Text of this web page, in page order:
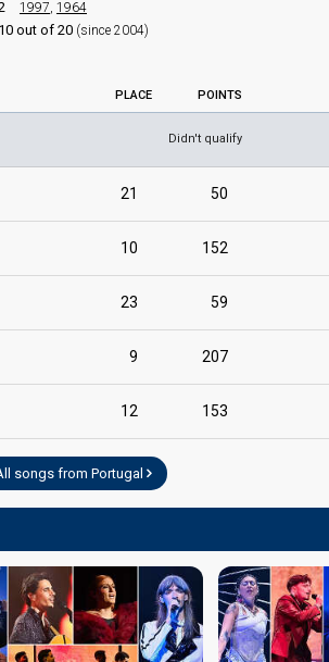
1997, 1964
10 out of 20 (since 2004)
PLACE POINTS
Didn't qualify
21 50
10 152
23 59
9 207
12 153
songs from Portugal